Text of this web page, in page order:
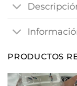
PRODUCTOS